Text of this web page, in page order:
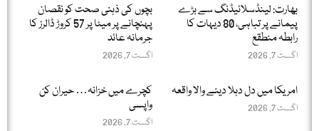
بھارت: لینڈسلائیڈنگ سے بڑے
پیمانے پر تباہی، 80 دیہات کا
رابطہ منطقع
اگست 7, 2026
بچوں کی ذہنی صحت کو نقصان
پہنچانے پر میٹا پر 57 کروڑ ڈالرز کا
جرمانہ عائد
اگست 7, 2026
امریکا میں دل دہلا دینے والا واقعہ
اگست 7, 2026
کچرے میں خزانہ… حیران کن
واپسی
اگست 7, 2026